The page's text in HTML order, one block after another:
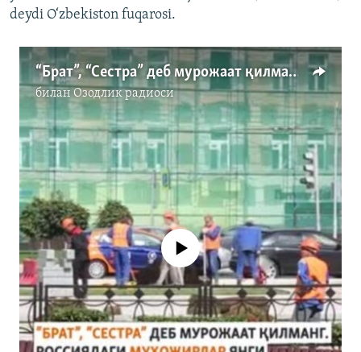
deydi O‘zbekiston fuqarosi.
“Брат”, “Сестра” деб мурожаат қилманг. Россиядаги муҳожирлар янги қонунлардан хабардорми?
билан Озодлик радиоси
Айни дамда медиа-манба мавжуд
эмас